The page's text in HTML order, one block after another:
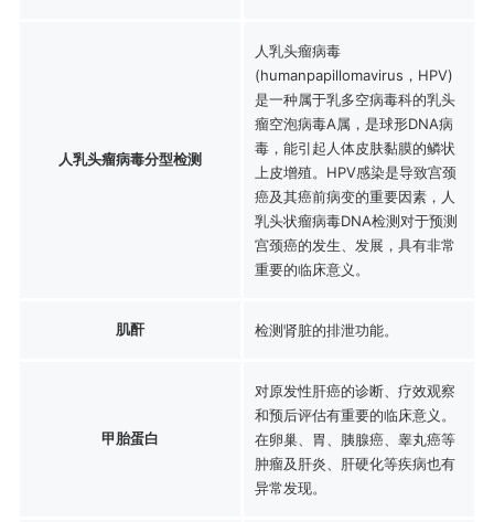
人乳头瘤病毒分型检测
人乳头瘤病毒
(humanpapillomavirus，HPV)
是一种属于乳多空病毒科的乳头
瘤空泡病毒A属，是球形DNA病
毒，能引起人体皮肤黏膜的鳞状
上皮增殖。HPV感染是导致宫颈
癌及其癌前病变的重要因素，人
乳头状瘤病毒DNA检测对于预测
宫颈癌的发生、发展，具有非常
重要的临床意义。
肌酐 检测肾脏的排泄功能。
甲胎蛋白
对原发性肝癌的诊断、疗效观察
和预后评估有重要的临床意义。
在卵巢、胃、胰腺癌、睾丸癌等
肿瘤及肝炎、肝硬化等疾病也有
异常发现。